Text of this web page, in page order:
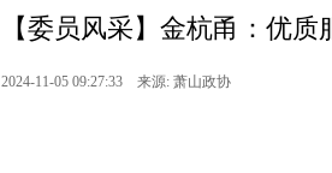
【委员风采】金杭甬：优
2024-11-05 09:27:33 来源: 萧山政协